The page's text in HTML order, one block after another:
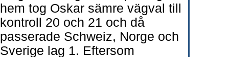
hem tog Oskar sämre vägval till
kontroll 20 och 21 och då
passerade Schweiz, Norge och
Sverige lag 1. Eftersom